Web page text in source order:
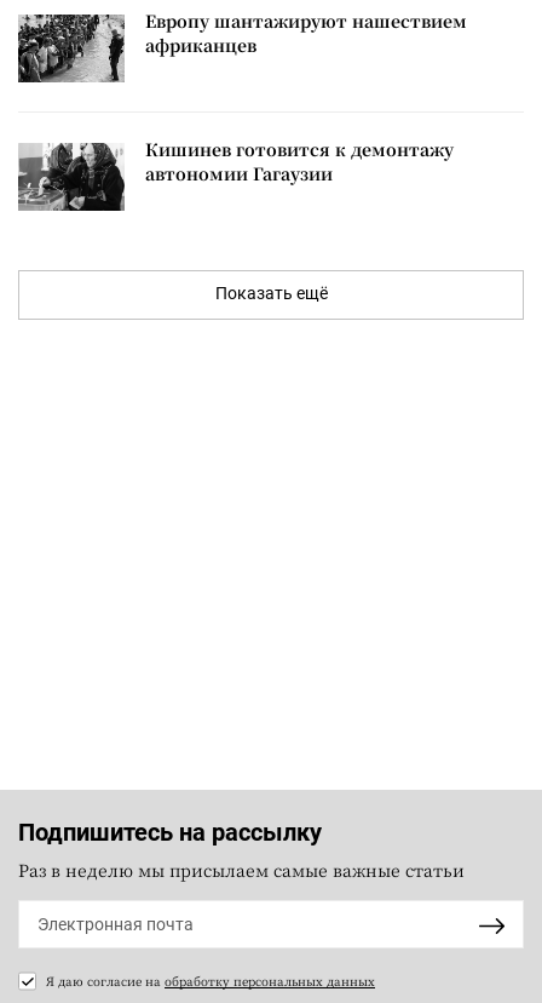
Европу шантажируют нашествием
африканцев
Кишинев готовится к демонтажу
автономии Гагаузии
Показать ещё
Подпишитесь на рассылку
Раз в неделю мы присылаем самые важные статьи
Я даю согласие на обработку персональных данных